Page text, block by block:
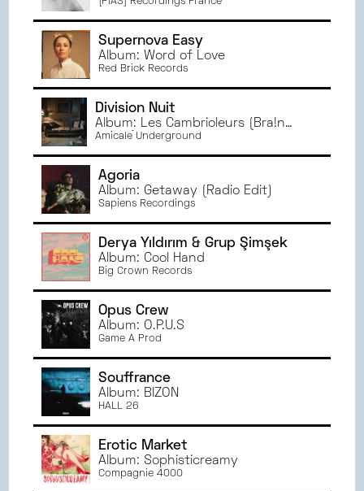
Supernova Easy
Album: Word of Love
Red Brick Records
Division Nuit
Album: Les Cambrioleurs (Bra!n
Remix)
Amicale Underground
Agoria
Album: Getaway (Radio Edit)
Sapiens Recordings
Derya Yıldırım & Grup Şimşek
Album: Cool Hand
Big Crown Records
Opus Crew
Album: O.P.U.S
Game A Prod
Souffrance
Album: BIZON
HALL 26
Erotic Market
Album: Sophisticreamy
Compagnie 4000